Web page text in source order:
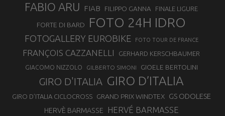
FABIO ARU FIAB FILIPPO GANNA FINALE LIGURE
FORTE DI BARD FOTO 24H IDRO
FOTOGALLERY EUROBIKE FOTO TOUR DE FRANCE
FRANÇOIS CAZZANELLI GERHARD KERSCHBAUMER
GIACOMO NIZZOLO GILBERTO SIMONI GIOELE BERTOLINI
GIRO D'ITALIA GIRO D’ITALIA
GIRO D’ITALIA CICLOCROSS GRAND PRIX WINDTEX GS ODOLESE
HERVÈ BARMASSE
HERVÉ BARMASSE